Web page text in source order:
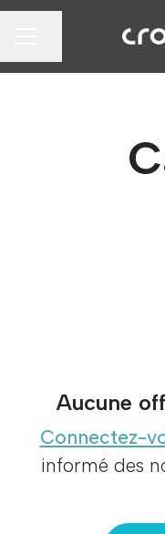
Partager la page
Aucune
Connectez-
informé des